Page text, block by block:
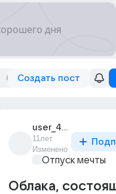
Создать пост
user_49666516
11лет
Изменено
Отпуск мечты
Облака,